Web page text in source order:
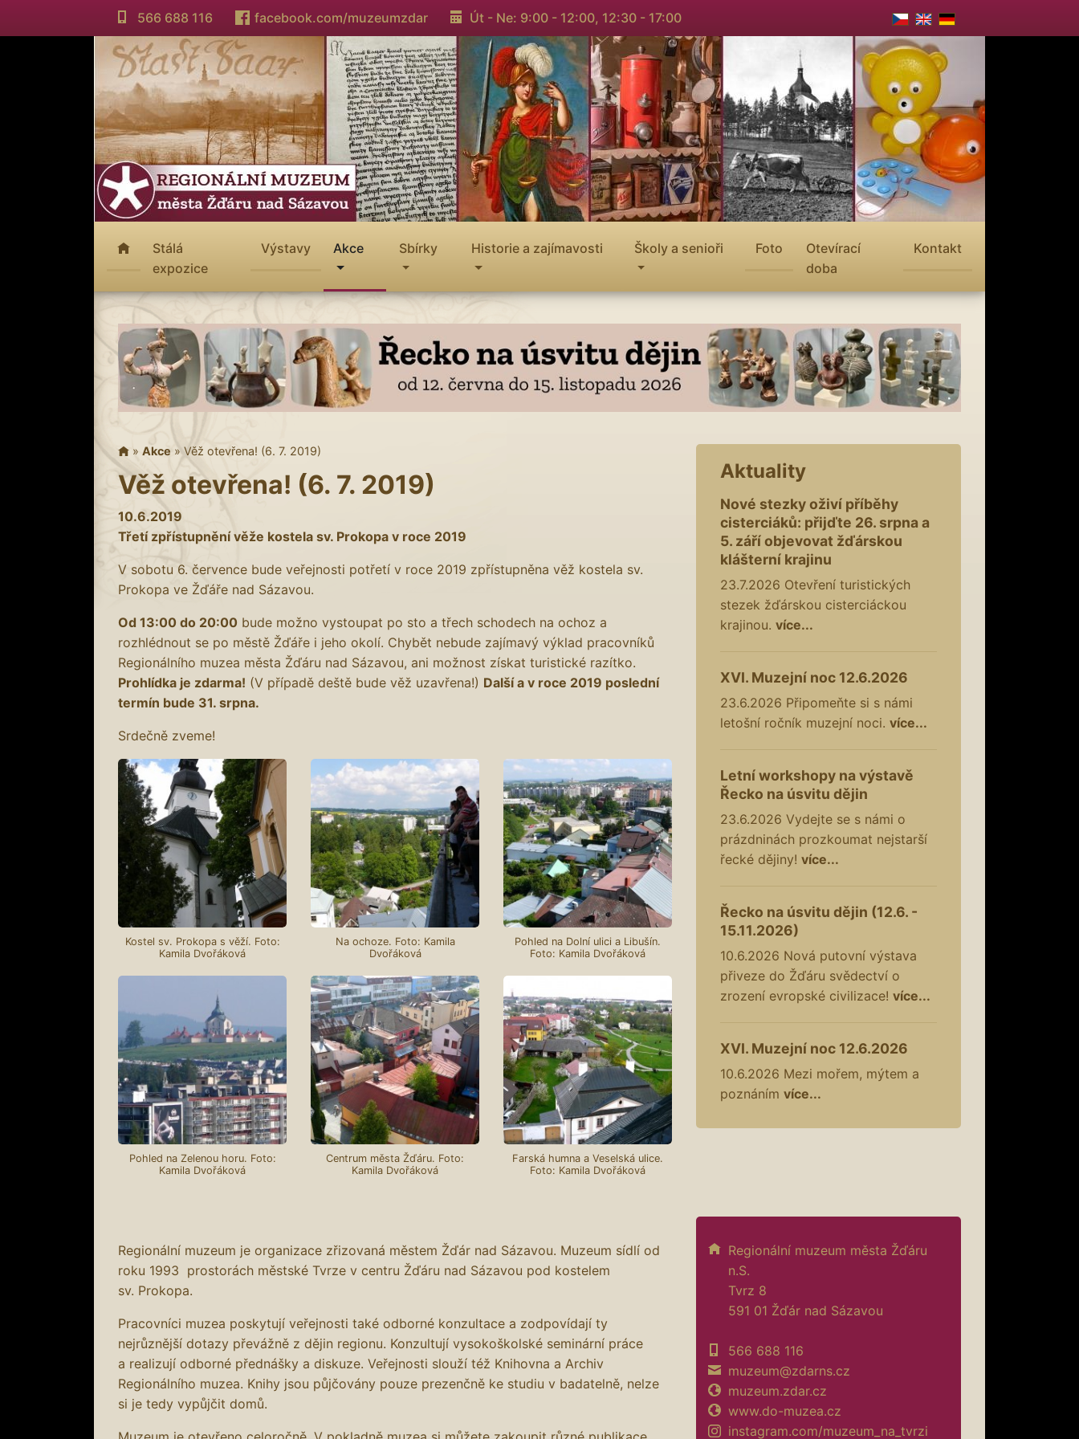
566 688 116 facebook.com/muzeumzdar Út - Ne: 9:00 - 12:00, 12:30 - 17:00
Stálá
expozice
Výstavy Akce Sbírky Historie a zajímavosti Školy a senioři Foto
Otevírací
doba
Kontakt
Aktuality
Nové stezky oživí příběhy
cisterciáků: přijďte 26. srpna a
5. září objevovat žďárskou
klášterní krajinu
23.7.2026 Otevření turistických
stezek žďárskou cisterciáckou
krajinou. více...
XVI. Muzejní noc 12.6.2026
23.6.2026 Připomeňte si s námi
letošní ročník muzejní noci. více...
Letní workshopy na výstavě
Řecko na úsvitu dějin
23.6.2026 Vydejte se s námi o
prázdninách prozkoumat nejstarší
řecké dějiny! více...
Řecko na úsvitu dějin (12.6. -
15.11.2026)
10.6.2026 Nová putovní výstava
přiveze do Žďáru svědectví o
zrození evropské civilizace! více...
XVI. Muzejní noc 12.6.2026
10.6.2026 Mezi mořem, mýtem a
poznáním více...
» Akce » Věž otevřena! (6. 7. 2019)
Věž otevřena! (6. 7. 2019)
10.6.2019
Třetí zpřístupnění věže kostela sv. Prokopa v roce 2019
V sobotu 6. července bude veřejnosti potřetí v roce 2019 zpřístupněna věž kostela sv.
Prokopa ve Žďáře nad Sázavou.
Od 13:00 do 20:00 bude možno vystoupat po sto a třech schodech na ochoz a
rozhlédnout se po městě Žďáře i jeho okolí. Chybět nebude zajímavý výklad pracovníků
Regionálního muzea města Žďáru nad Sázavou, ani možnost získat turistické razítko.
Prohlídka je zdarma! (V případě deště bude věž uzavřena!) Další a v roce 2019 poslední
termín bude 31. srpna.
Srdečně zveme!
Kostel sv. Prokopa s věží. Foto:
Kamila Dvořáková
Na ochoze. Foto: Kamila
Dvořáková
Pohled na Dolní ulici a Libušín.
Foto: Kamila Dvořáková
Pohled na Zelenou horu. Foto:
Kamila Dvořáková
Centrum města Žďáru. Foto:
Kamila Dvořáková
Farská humna a Veselská ulice.
Foto: Kamila Dvořáková
Regionální muzeum je organizace zřizovaná městem Žďár nad Sázavou. Muzeum sídlí od
roku 1993 prostorách městské Tvrze v centru Žďáru nad Sázavou pod kostelem
sv. Prokopa.
Pracovníci muzea poskytují veřejnosti také odborné konzultace a zodpovídají ty
nejrůznější dotazy převážně z dějin regionu. Konzultují vysokoškolské seminární práce
a realizují odborné přednášky a diskuze. Veřejnosti slouží též Knihovna a Archiv
Regionálního muzea. Knihy jsou půjčovány pouze prezenčně ke studiu v badatelně, nelze
si je tedy vypůjčit domů.
Regionální muzeum města Žďáru
n.S.
Tvrz 8
591 01 Žďár nad Sázavou
566 688 116
muzeum@zdarns.cz
muzeum.zdar.cz
www.do-muzea.cz
instagram.com/muzeum_na_tvrzi